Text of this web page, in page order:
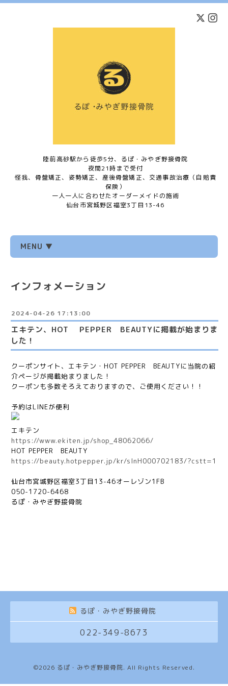
陸前高砂駅から徒歩5分、るぽ・みやぎ野接骨院
夜間21時まで受付
怪我、骨盤矯正、姿勢矯正、産後骨盤矯正、交通事故治療（自賠責
保険）
一人一人に合わせたオーダーメイドの施術
仙台市宮城野区福室3丁目13-46
MENU ▼
インフォメーション
2024-04-26 17:13:00
エキテン、HOT PEPPER BEAUTYに掲載が始まりま
した！
クーポンサイト、エキテン・HOT PEPPER BEAUTYに当院の紹
介ページが掲載始まりました！
クーポンも多数そろえておりますので、ご使用ください！！
予約はLINEが便利
エキテン
https://www.ekiten.jp/shop_48062066/
HOT PEPPER
BEAUTY
https://beauty.hotpepper.jp/kr/slnH000702183/?cstt=1
仙台市宮城野区福室3丁目 13-46オーレゾン1FB
050-1720-6468
るぽ・みやぎ野接骨院
るぽ・みやぎ野接骨院
022-349-8673
©2026 るぽ・みやぎ野接骨院. All Rights Reserved.